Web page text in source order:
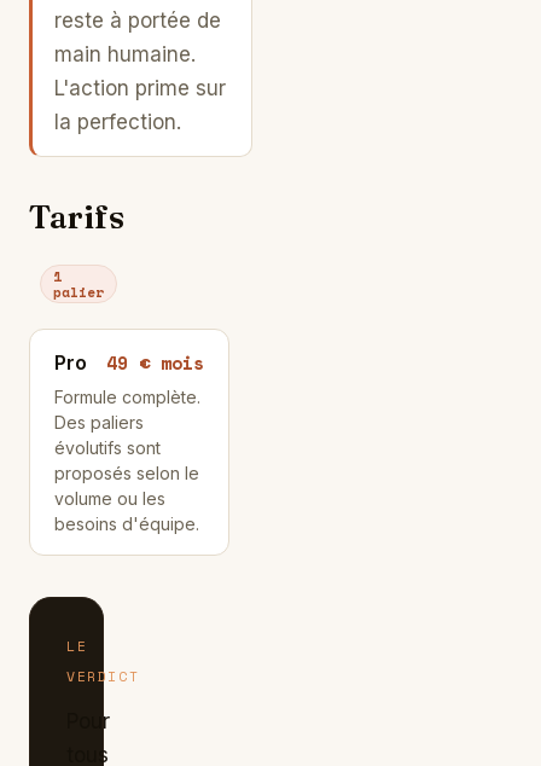
reste à portée de
main humaine.
L'action prime sur
la perfection.
Tarifs
1
palier
Pro 49 € mois
Formule complète.
Des paliers
évolutifs sont
proposés selon le
volume ou les
besoins d'équipe.
LE
VERDICT
Pour
tous